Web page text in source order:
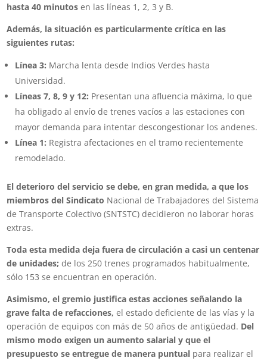
hasta 40 minutos en las líneas 1, 2, 3 y B.
Además, la situación es particularmente crítica en las
siguientes rutas:
Línea 3: Marcha lenta desde Indios Verdes hasta
Universidad.
Líneas 7, 8, 9 y 12: Presentan una afluencia máxima, lo que
ha obligado al envío de trenes vacíos a las estaciones con
mayor demanda para intentar descongestionar los andenes.
Línea 1: Registra afectaciones en el tramo recientemente
remodelado.
El deterioro del servicio se debe, en gran medida, a que los
miembros del Sindicato Nacional de Trabajadores del Sistema
de Transporte Colectivo (SNTSTC) decidieron no laborar horas
extras.
Toda esta medida deja fuera de circulación a casi un centenar
de unidades;de los 250 trenes programados habitualmente,
sólo 153 se encuentran en operación.
Asimismo, el gremio justifica estas acciones señalando la
grave falta de refacciones,el estado deficiente de las vías y la
operación de equipos con más de 50 años de antigüedad. Del
mismo modo exigen un aumento salarial y que el
presupuesto se entregue de manera puntual para realizar el